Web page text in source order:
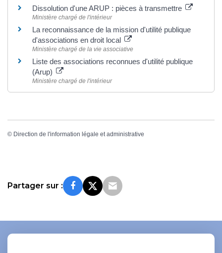
Dissolution d'une ARUP : pièces à transmettre
Ministère chargé de l'intérieur
La reconnaissance de la mission d'utilité publique
d'associations en droit local
Ministère chargé de la vie associative
Liste des associations reconnues d'utilité publique
(Arup)
Ministère chargé de l'intérieur
© Direction de l'information légale et administrative
Partager sur :